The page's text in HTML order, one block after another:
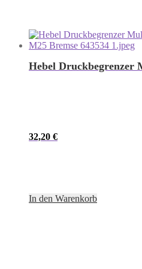
Hebel Druckbegrenzer
32,20 €
In den Warenkorb